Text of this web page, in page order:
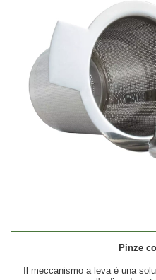
Pinze
Il meccanismo a leva è una